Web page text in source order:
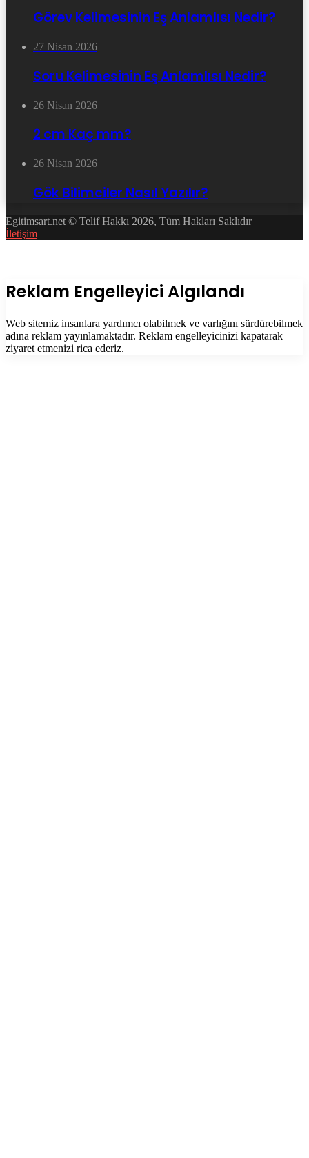
Görev Kelimesinin Eş Anlamlısı Nedir?
27 Nisan 2026
Soru Kelimesinin Eş Anlamlısı Nedir?
26 Nisan 2026
2 cm Kaç mm?
26 Nisan 2026
Gök Bilimciler Nasıl Yazılır?
Egitimsart.net © Telif Hakkı 2026, Tüm Hakları Saklıdır
İletişim
Kapalı
Reklam Engelleyici Algılandı
Web sitemiz insanlara yardımcı olabilmek ve varlığını sürdürebilmek
adına reklam yayınlamaktadır. Reklam engelleyicinizi kapatarak
ziyaret etmenizi rica ederiz.